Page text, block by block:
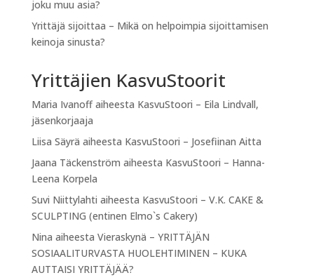
joku muu asia?
Yrittäjä sijoittaa – Mikä on helpoimpia sijoittamisen
keinoja sinusta?
Yrittäjien KasvuStoorit
Maria Ivanoffaiheesta KasvuStoori – Eila Lindvall,
jäsenkorjaaja
Liisa Säyrä aiheesta KasvuStoori – Josefiinan Aitta
Jaana Täckenström aiheesta KasvuStoori – Hanna-
Leena Korpela
Suvi Niittylahti aiheesta KasvuStoori – V.K. CAKE &
SCULPTING (entinen Elmo`s Cakery)
Nina aiheesta Vieraskynä – YRITTÄJÄN
SOSIAALITURVASTA HUOLEHTIMINEN – KUKA
AUTTAISI YRITTÄJÄÄ?